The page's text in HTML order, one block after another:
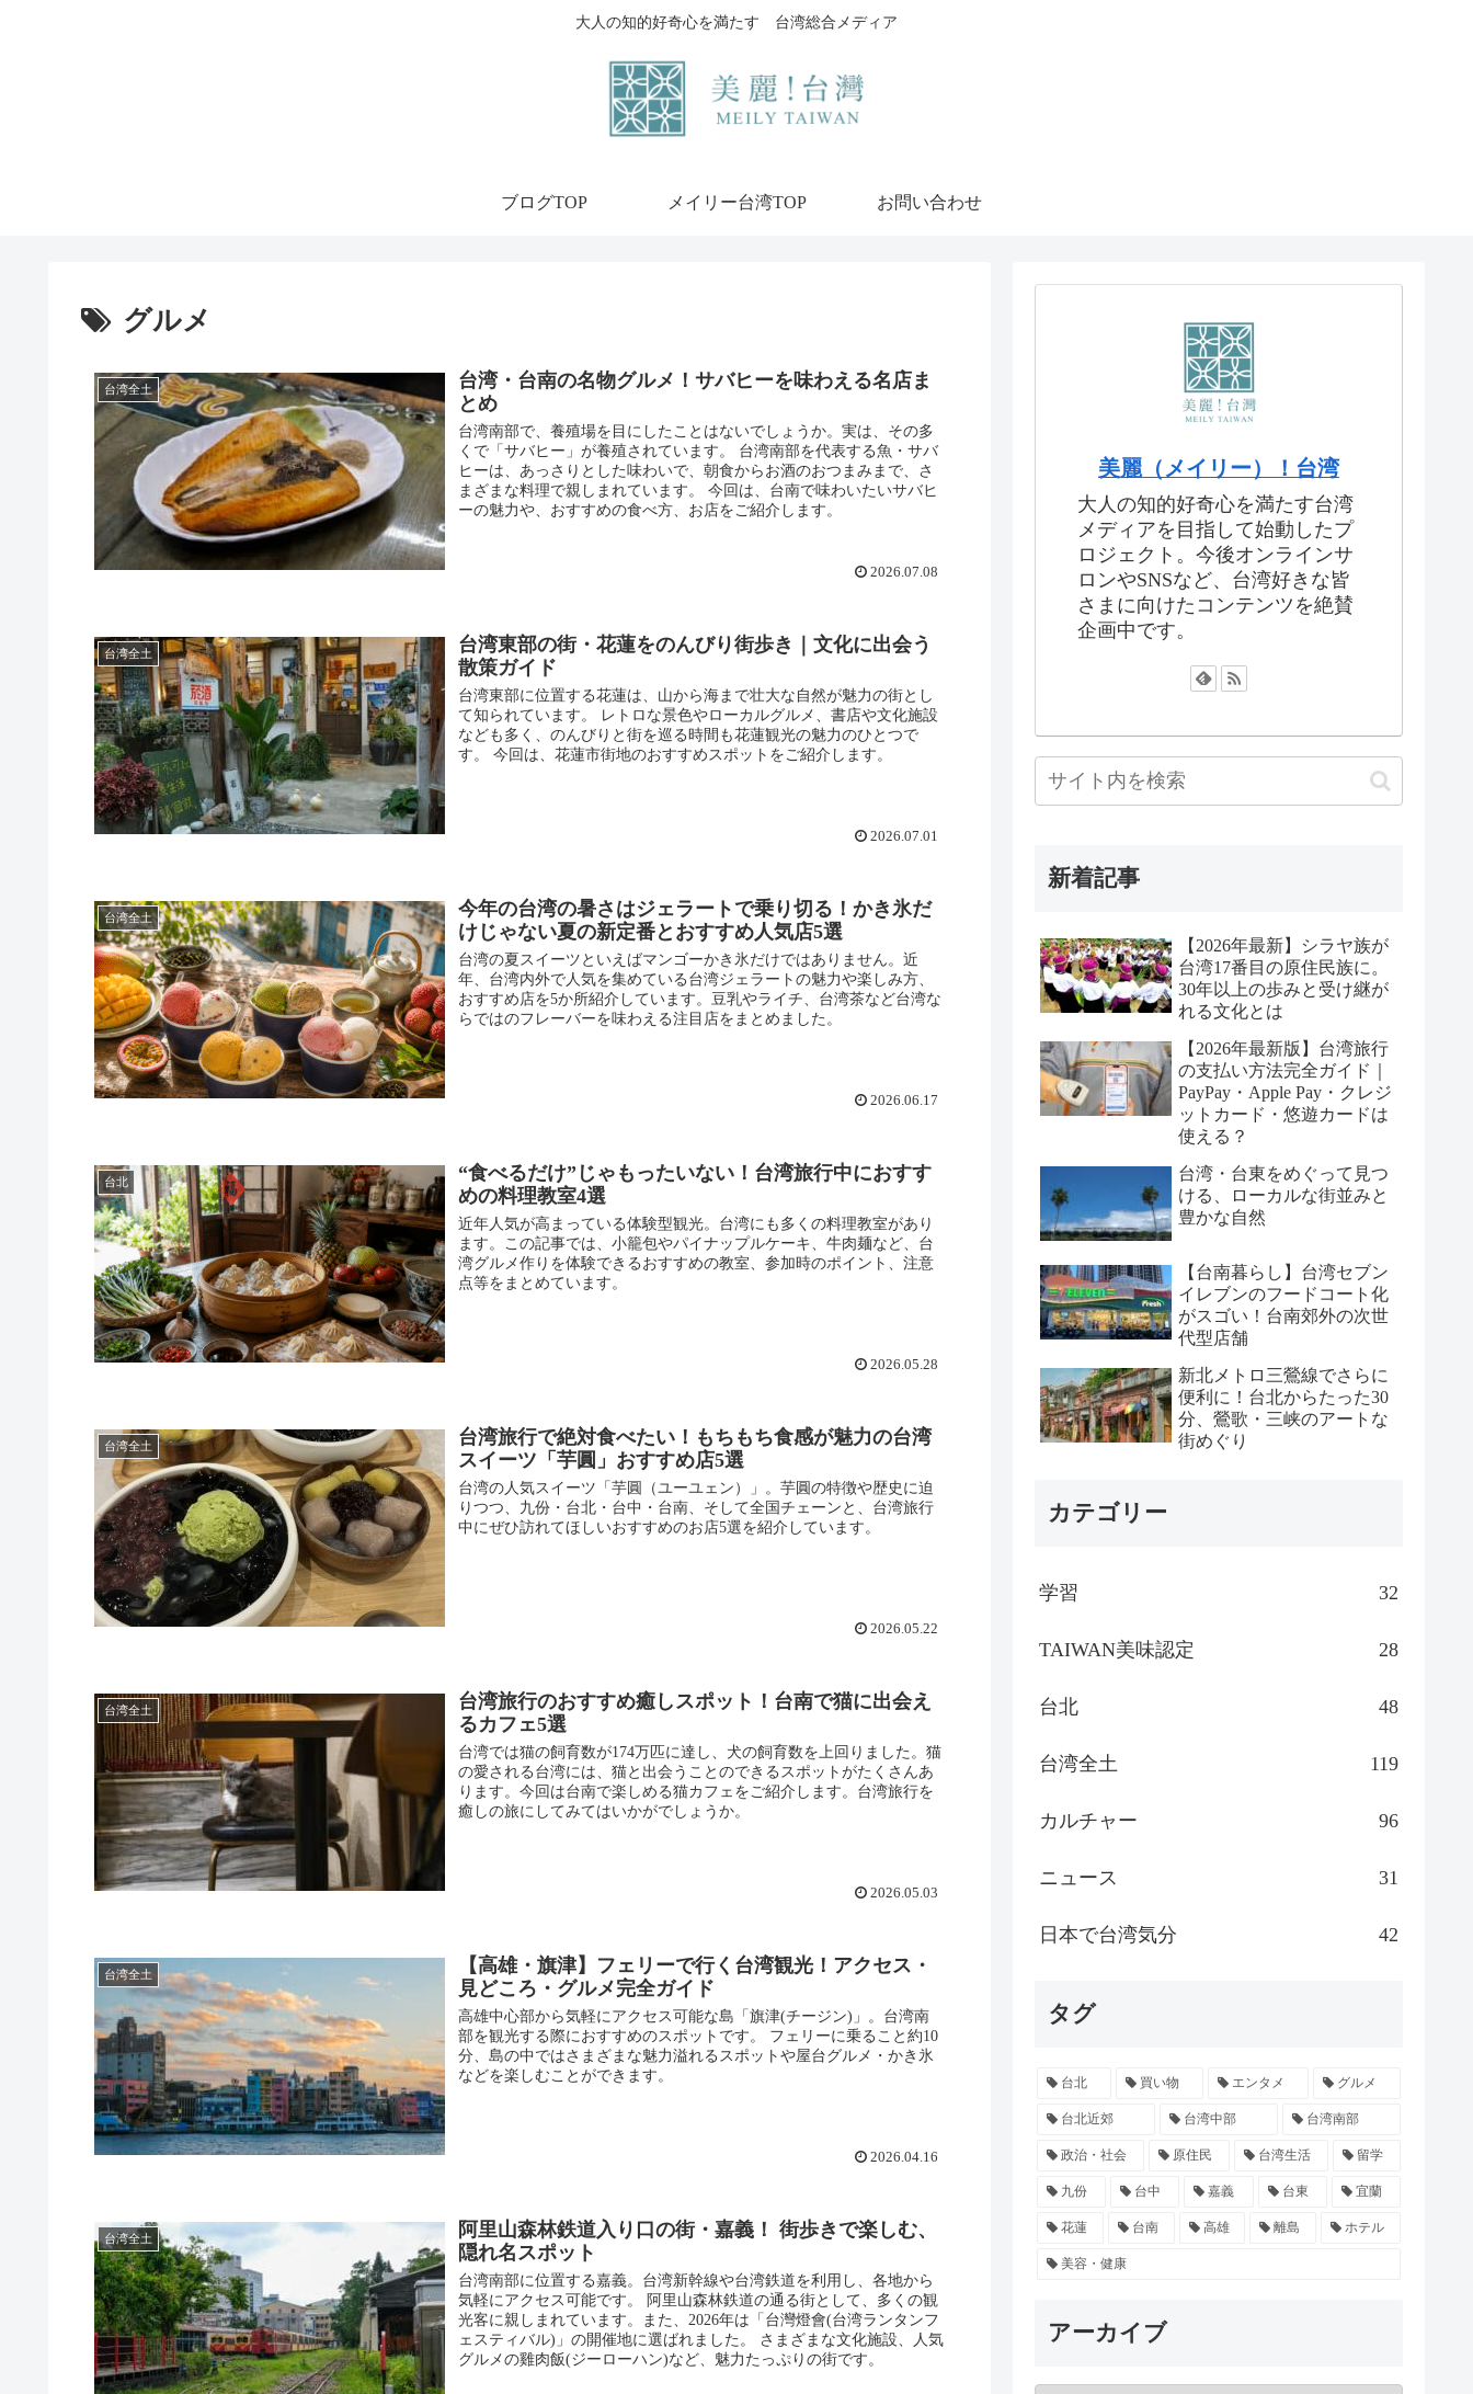
大人の知的好奇心を満たす 台湾総合メディア
ブログTOP メイリー台湾TOP お問い合わせ
グルメ
台湾全土
台湾・台南の名物グルメ！サバヒーを味わえる名店ま
とめ
台湾南部で、養殖場を目にしたことはないでしょうか。実は、その多
くで「サバヒー」が養殖されています。 台湾南部を代表する魚・サバ
ヒーは、あっさりとした味わいで、朝食からお酒のおつまみまで、さ
まざまな料理で親しまれています。 今回は、台南で味わいたいサバヒ
ーの魅力や、おすすめの食べ方、お店をご紹介します。
2026.07.08
台湾全土
台湾東部の街・花蓮をのんびり街歩き｜文化に出会う
散策ガイド
台湾東部に位置する花蓮は、山から海まで壮大な自然が魅力の街とし
て知られています。 レトロな景色やローカルグルメ、書店や文化施設
なども多く、のんびりと街を巡る時間も花蓮観光の魅力のひとつで
す。 今回は、花蓮市街地のおすすめスポットをご紹介します。
2026.07.01
台湾全土
今年の台湾の暑さはジェラートで乗り切る！かき氷だ
けじゃない夏の新定番とおすすめ人気店5選
台湾の夏スイーツといえばマンゴーかき氷だけではありません。近
年、台湾内外で人気を集めている台湾ジェラートの魅力や楽しみ方、
おすすめ店を5か所紹介しています。豆乳やライチ、台湾茶など台湾な
らではのフレーバーを味わえる注目店をまとめました。
2026.06.17
台北
“食べるだけ”じゃもったいない！台湾旅行中におすす
めの料理教室4選
近年人気が高まっている体験型観光。台湾にも多くの料理教室があり
ます。この記事では、小籠包やパイナップルケーキ、牛肉麺など、台
湾グルメ作りを体験できるおすすめの教室、参加時のポイント、注意
点等をまとめています。
2026.05.28
台湾全土
台湾旅行で絶対食べたい！もちもち食感が魅力の台湾
スイーツ「芋圓」おすすめ店5選
台湾の人気スイーツ「芋圓（ユーユェン）」。芋圓の特徴や歴史に迫
りつつ、九份・台北・台中・台南、そして全国チェーンと、台湾旅行
中にぜひ訪れてほしいおすすめのお店5選を紹介しています。
2026.05.22
台湾全土
台湾旅行のおすすめ癒しスポット！台南で猫に出会え
るカフェ5選
台湾では猫の飼育数が174万匹に達し、犬の飼育数を上回りました。猫
の愛される台湾には、猫と出会うことのできるスポットがたくさんあ
ります。今回は台南で楽しめる猫カフェをご紹介します。台湾旅行を
癒しの旅にしてみてはいかがでしょうか。
2026.05.03
台湾全土
【高雄・旗津】フェリーで行く台湾観光！アクセス・
見どころ・グルメ完全ガイド
高雄中心部から気軽にアクセス可能な島「旗津(チージン)」。台湾南
部を観光する際におすすめのスポットです。 フェリーに乗ること約10
分、島の中ではさまざまな魅力溢れるスポットや屋台グルメ・かき氷
などを楽しむことができます。
2026.04.16
台湾全土
阿里山森林鉄道入り口の街・嘉義！ 街歩きで楽しむ、
隠れ名スポット
台湾南部に位置する嘉義。台湾新幹線や台湾鉄道を利用し、各地から
気軽にアクセス可能です。 阿里山森林鉄道の通る街として、多くの観
光客に親しまれています。また、2026年は「台灣燈會(台湾ランタンフ
ェスティバル)」の開催地に選ばれました。 さまざまな文化施設、人気
グルメの雞肉飯(ジーローハン)など、魅力たっぷりの街です。
美麗（メイリー）！台湾
大人の知的好奇心を満たす台湾
メディアを目指して始動したプ
ロジェクト。今後オンラインサ
ロンやSNSなど、台湾好きな皆
さまに向けたコンテンツを絶賛
企画中です。
新着記事
【2026年最新】シラヤ族が
台湾17番目の原住民族に。
30年以上の歩みと受け継が
れる文化とは
【2026年最新版】台湾旅行
の支払い方法完全ガイド｜
PayPay・Apple Pay・クレジ
ットカード・悠遊カードは
使える？
台湾・台東をめぐって見つ
ける、ローカルな街並みと
豊かな自然
【台南暮らし】台湾セブン
イレブンのフードコート化
がスゴい！台南郊外の次世
代型店舗
新北メトロ三鶯線でさらに
便利に！台北からたった30
分、鶯歌・三峡のアートな
街めぐり
カテゴリー
学習 32
TAIWAN美味認定 28
台北 48
台湾全土 119
カルチャー 96
ニュース 31
日本で台湾気分 42
タグ
台北 買い物 エンタメ グルメ
台北近郊 台湾中部 台湾南部
政治・社会 原住民 台湾生活 留学
九份 台中 嘉義 台東 宜蘭
花蓮 台南 高雄 離島 ホテル
美容・健康
アーカイブ